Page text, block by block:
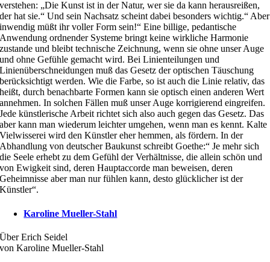
verstehen: „Die Kunst ist in der Natur, wer sie da kann herausreißen,
der hat sie.“ Und sein Nachsatz scheint dabei besonders wichtig.“ Aber
inwendig müßt ihr voller Form sein!“ Eine billige, pedantische
Anwendung ordnender Systeme bringt keine wirkliche Harmonie
zustande und bleibt technische Zeichnung, wenn sie ohne unser Auge
und ohne Gefühle gemacht wird. Bei Linienteilungen und
Linienüberschneidungen muß das Gesetz der optischen Täuschung
berücksichtigt werden. Wie die Farbe, so ist auch die Linie relativ, das
heißt, durch benachbarte Formen kann sie optisch einen anderen Wert
annehmen. In solchen Fällen muß unser Auge korrigierend eingreifen.
Jede künstlerische Arbeit richtet sich also auch gegen das Gesetz. Das
aber kann man wiederum leichter umgehen, wenn man es kennt. Kalte
Vielwisserei wird den Künstler eher hemmen, als fördern. In der
Abhandlung von deutscher Baukunst schreibt Goethe:“ Je mehr sich
die Seele erhebt zu dem Gefühl der Verhältnisse, die allein schön und
von Ewigkeit sind, deren Hauptaccorde man beweisen, deren
Geheimnisse aber man nur fühlen kann, desto glücklicher ist der
Künstler“.
Karoline Mueller-Stahl
Über Erich Seidel
von Karoline Mueller-Stahl